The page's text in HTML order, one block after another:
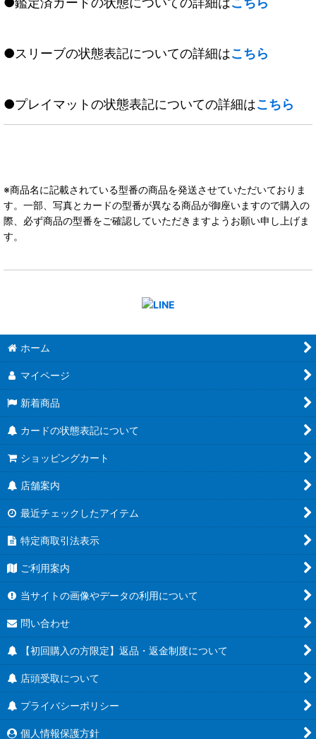
●スリーブの状態表記についての詳細はこちら
●プレイマットの状態表記についての詳細はこちら
※商品名に記載されている型番の商品を発送させていただいておりま
す。一部、写真とカードの型番が異なる商品が御座いますので購入の
際、必ず商品の型番をご確認していただきますようお願い申し上げま
す。
ホーム
マイページ
新着商品
カードの状態表記について
ショッピングカート
店舗案内
最近チェックしたアイテム
特定商取引法表示
ご利用案内
当サイトの画像やデータの利用について
問い合わせ
【初回購入の方限定】返品・返金制度について
店頭受取について
プライバシーポリシー
個人情報保護方針